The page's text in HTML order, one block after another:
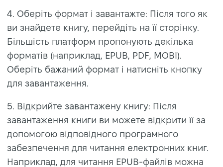
4. Оберіть формат і завантажте: Після того як
ви знайдете книгу, перейдіть на її сторінку.
Більшість платформ пропонують декілька
форматів (наприклад, EPUB, PDF, MOBI).
Оберіть бажаний формат і натисніть кнопку
для завантаження.
5. Відкрийте завантажену книгу: Після
завантаження книги ви можете відкрити її за
допомогою відповідного програмного
забезпечення для читання електронних книг.
Наприклад, для читання EPUB-файлів можна